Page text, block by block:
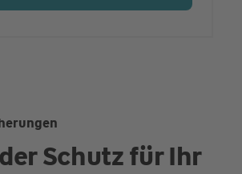
Schutz für Ihr